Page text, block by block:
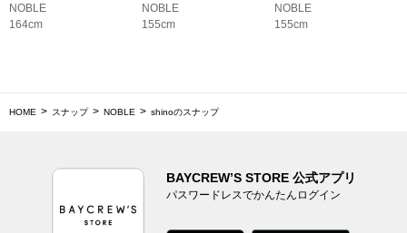
NOBLE
164cm
NOBLE
155cm
NOBLE
155cm
HOME スナップ NOBLE shinoのスナップ
BAYCREW’S STORE 公式アプリ
パスワードレスでかんたんログイン